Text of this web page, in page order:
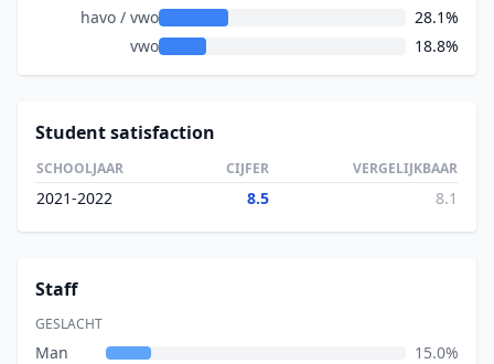
havo / vwo
28.1%
vwo
18.8%
Student satisfaction
SCHOOLJAAR CIJFER VERGELIJKBAAR
2021-2022 8.5 8.1
Staff
GESLACHT
Man
15.0%